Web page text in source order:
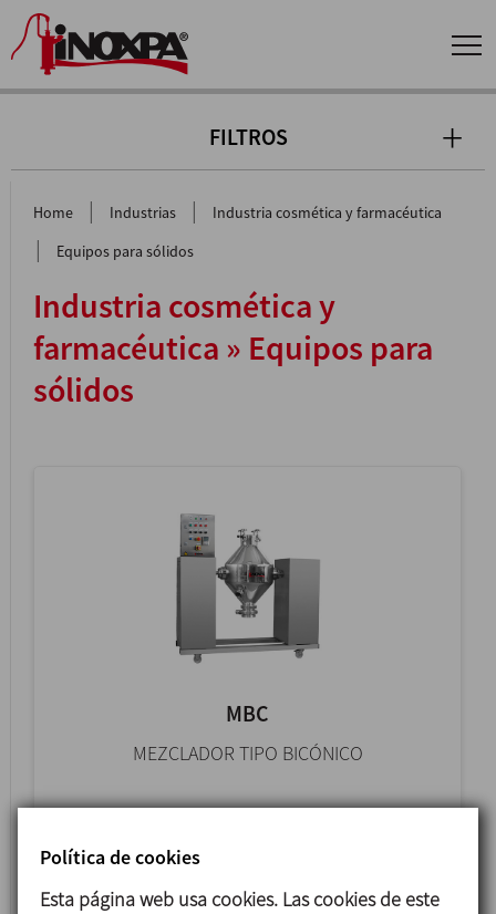
FILTROS
Home | Industrias | Industria cosmética y farmacéutica
| Equipos para sólidos
Industria cosmética y
farmacéutica » Equipos para
sólidos
MBC
MEZCLADOR TIPO BICÓNICO
Política de cookies
Esta página web usa cookies. Las cookies de este